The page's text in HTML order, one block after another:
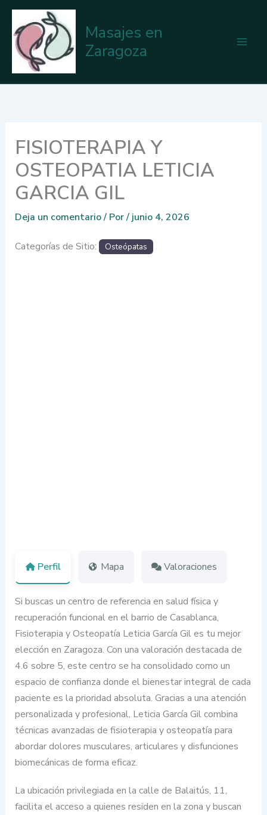
contenido
Masajes en
Zaragoza
FISIOTERAPIA Y
OSTEOPATIA LETICIA
GARCIA GIL
Deja un comentario/ Por/ junio 4, 2026
Categorías de Sitio: Osteópatas
Perfil Mapa Valoraciones
Si buscas un centro de referencia en salud física y
recuperación funcional en el barrio de Casablanca,
Fisioterapia y Osteopatía Leticia García Gil es tu mejor
elección en Zaragoza. Con una valoración destacada de
4.6 sobre 5, este centro se ha consolidado como un
espacio de confianza donde el bienestar integral de cada
paciente es la prioridad absoluta. Gracias a una atención
personalizada y profesional, Leticia García Gil combina
técnicas avanzadas de fisioterapia y osteopatía para
abordar dolores musculares, articulares y disfunciones
biomecánicas de forma eficaz.
La ubicación privilegiada en la calle de Balaitús, 11,
facilita el acceso a quienes residen en la zona y buscan